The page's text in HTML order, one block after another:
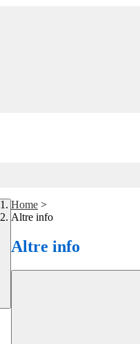
Home >
Altre info
Altre info